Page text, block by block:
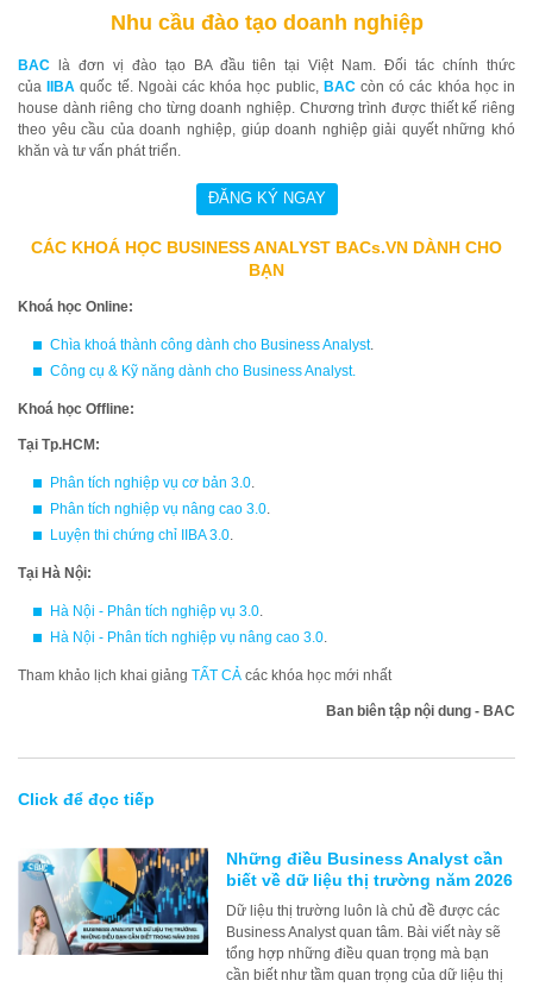
Nhu cầu đào tạo doanh nghiệp
BAC là đơn vị đào tạo BA đầu tiên tại Việt Nam. Đối tác chính thức
của
IIBA quốc tế. Ngoài các khóa học public, BACcòn có các khóa học in
house dành riêng cho từng doanh nghiệp. Chương trình được thiết kế riêng
theo yêu cầu của doanh nghiệp, giúp doanh nghiệp giải quyết những khó
khăn và tư vấn phát triển.
CÁC KHOÁ HỌC BUSINESS ANALYST BACs.VN DÀNH CHO
BẠN
Khoá học Online:
Chìa khoá thành công dành cho Business Analyst.
Công cụ & Kỹ năng dành cho Business Analyst.
Khoá học Offline:
Tại Tp.HCM:
Phân tích nghiệp vụ cơ bản 3.0.
Phân tích nghiệp vụ nâng cao 3.0.
Luyện thi chứng chỉ IIBA 3.0.
Tại Hà Nội:
Hà Nội - Phân tích nghiệp vụ 3.0.
Hà Nội - Phân tích nghiệp vụ nâng cao 3.0.
Tham khảo lịch khai giảng TẤT CẢ các khóa học mới nhất
Ban biên tập nội dung - BAC
Click để đọc tiếp
Những điều Business Analyst cần
biết về dữ liệu thị trường năm 2026
Dữ liệu thị trường luôn là chủ đề được các
Business Analyst quan tâm. Bài viết này sẽ
tổng hợp những điều quan trọng mà bạn
cần biết như tầm quan trọng của dữ liệu thị